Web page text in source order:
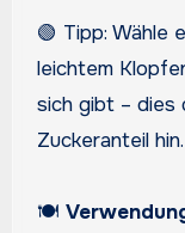
🟢 Tipp: Wähle
leichtem
sich gibt – dies
Zuckeranteil hin.
🍽️